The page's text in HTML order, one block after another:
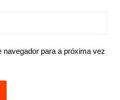
navegador para a próxima vez